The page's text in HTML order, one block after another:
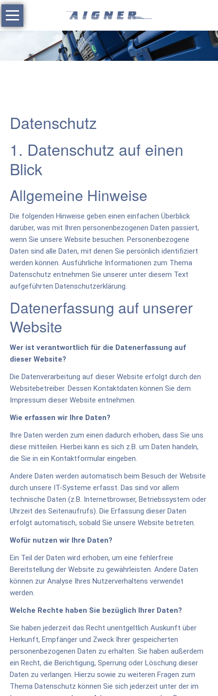
Navigation
überspringen
Home
Leistungen
Fuhrpark
Karriere
Datenschutz
1. Datenschutz auf einen
Blick
Allgemeine Hinweise
Die folgenden Hinweise geben einen einfachen Überblick
darüber, was mit Ihren personenbezogenen Daten passiert,
wenn Sie unsere Website besuchen. Personenbezogene
Daten sind alle Daten, mit denen Sie persönlich identifiziert
werden können. Ausführliche Informationen zum Thema
Datenschutz entnehmen Sie unserer unter diesem Text
aufgeführten Datenschutzerklärung.
Datenerfassung auf unserer
Website
Wer ist verantwortlich für die Datenerfassung auf
dieser Website?
Die Datenverarbeitung auf dieser Website erfolgt durch den
Websitebetreiber. Dessen Kontaktdaten können Sie dem
Impressum dieser Website entnehmen.
Wie erfassen wir Ihre Daten?
Ihre Daten werden zum einen dadurch erhoben, dass Sie uns
diese mitteilen. Hierbei kann es sich z.B. um Daten handeln,
die Sie in ein Kontaktformular eingeben.
Andere Daten werden automatisch beim Besuch der Website
durch unsere IT-Systeme erfasst. Das sind vor allem
technische Daten (z.B. Internetbrowser, Betriebssystem oder
Uhrzeit des Seitenaufrufs). Die Erfassung dieser Daten
erfolgt automatisch, sobald Sie unsere Website betreten.
Wofür nutzen wir Ihre Daten?
Ein Teil der Daten wird erhoben, um eine fehlerfreie
Bereitstellung der Website zu gewährleisten. Andere Daten
können zur Analyse Ihres Nutzerverhaltens verwendet
werden.
Welche Rechte haben Sie bezüglich Ihrer Daten?
Sie haben jederzeit das Recht unentgeltlich Auskunft über
Herkunft, Empfänger und Zweck Ihrer gespeicherten
personenbezogenen Daten zu erhalten. Sie haben außerdem
ein Recht, die Berichtigung, Sperrung oder Löschung dieser
Daten zu verlangen. Hierzu sowie zu weiteren Fragen zum
Thema Datenschutz können Sie sich jederzeit unter der im